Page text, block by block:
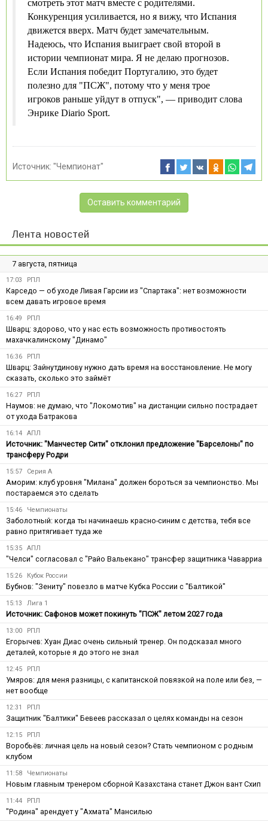
смотреть этот матч вместе с родителями.
Конкуренция усиливается, но я вижу, что Испания
движется вверх. Матч будет замечательным.
Надеюсь, что Испания выиграет свой второй в
истории чемпионат мира. Я не делаю прогнозов.
Если Испания победит Португалию, это будет
полезно для "ПСЖ", потому что у меня трое
игроков раньше уйдут в отпуск", — приводит слова
Энрике Diario Sport.
Источник: "Чемпионат"
Оставить комментарий
Лента новостей
7 августа, пятница
17:03 РПЛ
Карседо — об уходе Ливая Гарсии из "Спартака": нет возможности
всем давать игровое время
16:49 РПЛ
Шварц: здорово, что у нас есть возможность противостоять
махачкалинскому "Динамо"
16:36 РПЛ
Шварц: Зайнутдинову нужно дать время на восстановление. Не могу
сказать, сколько это займёт
16:27 РПЛ
Наумов: не думаю, что "Локомотив" на дистанции сильно пострадает
от ухода Батракова
16:14 АПЛ
Источник: "Манчестер Сити" отклонил предложение "Барселоны" по
трансферу Родри
15:57 Серия А
Аморим: клуб уровня "Милана" должен бороться за чемпионство. Мы
постараемся это сделать
15:46 Чемпионаты
Заболотный: когда ты начинаешь красно-синим с детства, тебя все
равно притягивает туда же
15:35 АПЛ
"Челси" согласовал с "Райо Вальекано" трансфер защитника Чаварриа
15:26 Кубок России
Бубнов: "Зениту" повезло в матче Кубка России с "Балтикой"
15:13 Лига 1
Источник: Сафонов может покинуть "ПСЖ" летом 2027 года
13:00 РПЛ
Егорычев: Хуан Диас очень сильный тренер. Он подсказал много
деталей, которые я до этого не знал
12:45 РПЛ
Умяров: для меня разницы, с капитанской повязкой на поле или без, —
нет вообще
12:31 РПЛ
Защитник "Балтики" Бевеев рассказал о целях команды на сезон
12:15 РПЛ
Воробьёв: личная цель на новый сезон? Стать чемпионом с родным
клубом
11:58 Чемпионаты
Новым главным тренером сборной Казахстана станет Джон вант Схип
11:44 РПЛ
"Родина" арендует у "Ахмата" Мансилью